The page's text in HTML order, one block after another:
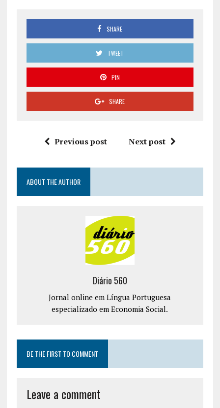
SHARE
TWEET
PIN
SHARE
Previous post Next post
ABOUT THE AUTHOR
Diário 560
Jornal online em Língua Portuguesa
especializado em Economia Social.
BE THE FIRST TO COMMENT
Leave a comment